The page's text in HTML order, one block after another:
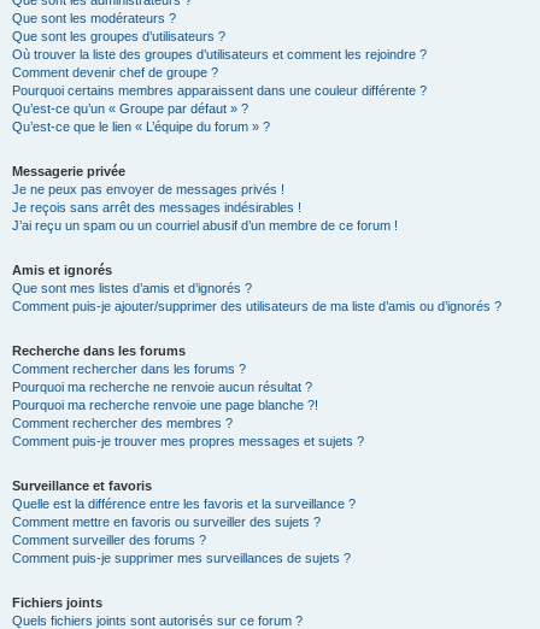
Que sont les modérateurs ?
Que sont les groupes d’utilisateurs ?
Où trouver la liste des groupes d’utilisateurs et comment les rejoindre ?
Comment devenir chef de groupe ?
Pourquoi certains membres apparaissent dans une couleur différente ?
Qu’est-ce qu’un « Groupe par défaut » ?
Qu’est-ce que le lien « L’équipe du forum » ?
Messagerie privée
Je ne peux pas envoyer de messages privés !
Je reçois sans arrêt des messages indésirables !
J’ai reçu un spam ou un courriel abusif d’un membre de ce forum !
Amis et ignorés
Que sont mes listes d’amis et d’ignorés ?
Comment puis-je ajouter/supprimer des utilisateurs de ma liste d’amis ou d’ignorés ?
Recherche dans les forums
Comment rechercher dans les forums ?
Pourquoi ma recherche ne renvoie aucun résultat ?
Pourquoi ma recherche renvoie une page blanche ?!
Comment rechercher des membres ?
Comment puis-je trouver mes propres messages et sujets ?
Surveillance et favoris
Quelle est la différence entre les favoris et la surveillance ?
Comment mettre en favoris ou surveiller des sujets ?
Comment surveiller des forums ?
Comment puis-je supprimer mes surveillances de sujets ?
Fichiers joints
Quels fichiers joints sont autorisés sur ce forum ?